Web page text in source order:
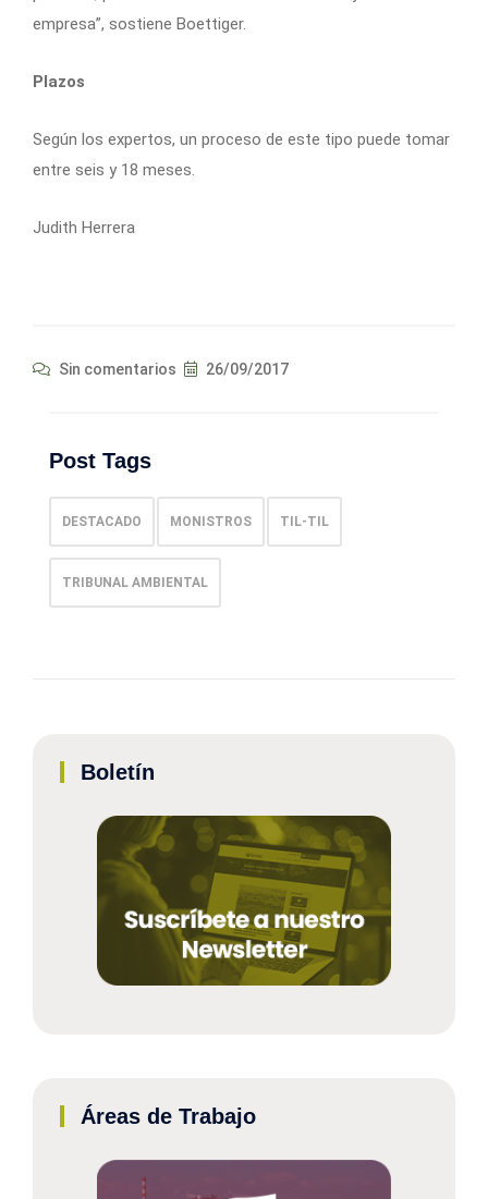
empresa”, sostiene Boettiger.
Plazos
Según los expertos, un proceso de este tipo puede tomar
entre seis y 18 meses.
Judith Herrera
Sin comentarios 26/09/2017
Post Tags
DESTACADO MONISTROS TIL-TIL
TRIBUNAL AMBIENTAL
Boletín
Áreas de Trabajo